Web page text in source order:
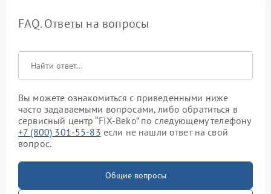
FAQ. Ответы на вопросы
Вы можете ознакомиться с приведенными ниже
часто задаваемыми вопросами, либо обратиться в
сервисный центр “FIX-Beko” по следующему телефону
+7 (800) 301-55-83 если не нашли ответ на свой
вопрос.
Общие вопросы